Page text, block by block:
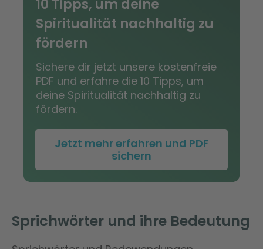
10 Tipps, um deine
Spiritualität nachhaltig zu
fördern
Sichere dir jetzt unsere kostenfreie
PDF und erfahre die 10 Tipps, um
deine Spiritualität nachhaltig zu
fördern.
Jetzt mehr erfahren und PDF
sichern
Sprichwörter und ihre Bedeutung